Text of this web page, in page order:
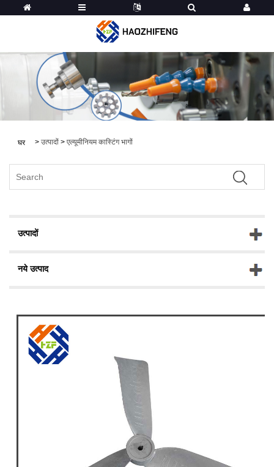
घर > उत्पादों > एल्यूमीनियम कास्टिंग भागों
उत्पादों
नये उत्पाद